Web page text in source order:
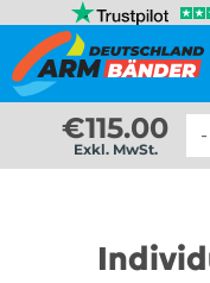
€115.00
Exkl. MwSt.